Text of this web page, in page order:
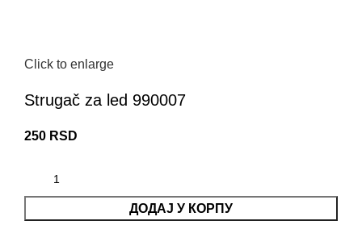
Click to enlarge
Strugač za led 990007
250 RSD
ДОДАЈ У КОРПУ